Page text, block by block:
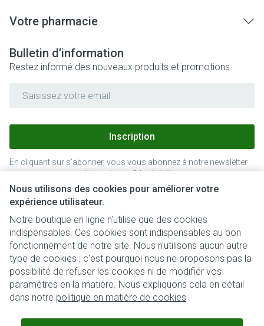
Nous utilisons des cookies pour améliorer votre
expérience utilisateur.
Notre boutique en ligne n'utilise que des cookies
indispensables. Ces cookies sont indispensables au bon
fonctionnement de notre site. Nous n'utilisons aucun autre
type de cookies ; c'est pourquoi nous ne proposons pas la
possibilité de refuser les cookies ni de modifier vos
paramètres en la matière. Nous expliquons cela en détail
dans notre politique en matière de cookies
Votre pharmacie
Bulletin d’information
Restez informé des nouveaux produits et promotions
Inscription
En cliquant sur s'abonner, vous vous abonnez à notre newsletter
et acceptez notrepolitique de confidentialité.
Liens légaux